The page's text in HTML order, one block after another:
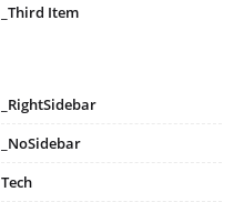
_Third Item
_RightSidebar
_NoSidebar
Tech